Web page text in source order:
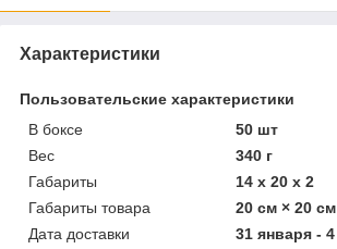
Характеристики
Пользовательские характеристики
В боксе
50 шт
Вес
340 г
Габариты
14 x 20 x 2
Габариты товара
20 см × 20
Дата доставки
31 января -